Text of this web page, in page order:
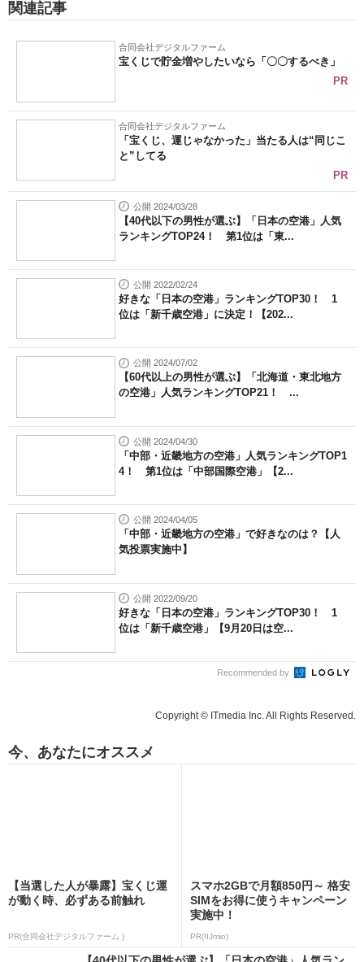
関連記事
合同会社デジタルファーム
宝くじで貯金増やしたいなら「〇〇するべき」
PR
合同会社デジタルファーム
「宝くじ、運じゃなかった」当たる人は“同じこ
と”してる
PR
公開 2024/03/28
【40代以下の男性が選ぶ】「日本の空港」人気
ランキングTOP24！ 第1位は「東...
公開 2022/02/24
好きな「日本の空港」ランキングTOP30！ 1
位は「新千歳空港」に決定！【202...
公開 2024/07/02
【60代以上の男性が選ぶ】「北海道・東北地方
の空港」人気ランキングTOP21！ ...
公開 2024/04/30
「中部・近畿地方の空港」人気ランキングTOP1
4！ 第1位は「中部国際空港」【2...
公開 2024/04/05
「中部・近畿地方の空港」で好きなのは？【人
気投票実施中】
公開 2022/09/20
好きな「日本の空港」ランキングTOP30！ 1
位は「新千歳空港」【9月20日は空...
Recommended by
Copyright © ITmedia Inc. All Rights Reserved.
今、あなたにオススメ
【当選した人が暴露】宝くじ運
が動く時、必ずある前触れ
PR(合同会社デジタルファーム )
スマホ2GBで月額850円～ 格安
SIMをお得に使うキャンペーン
実施中！
PR(IIJmio)